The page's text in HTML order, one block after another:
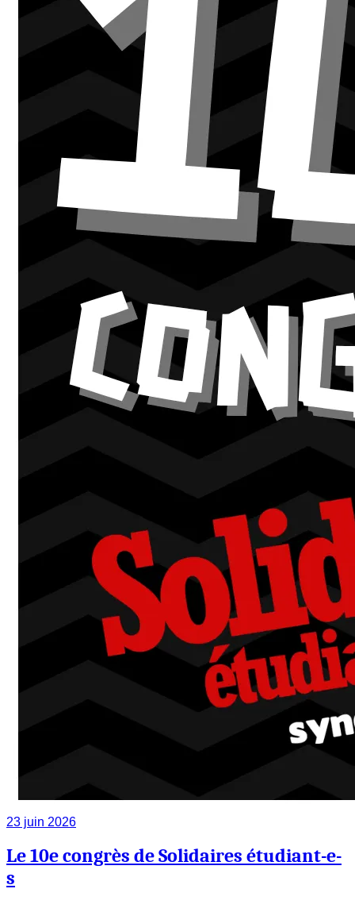
23 juin 2026
Le 10e congrès de Solidaires étudiant-e-
s